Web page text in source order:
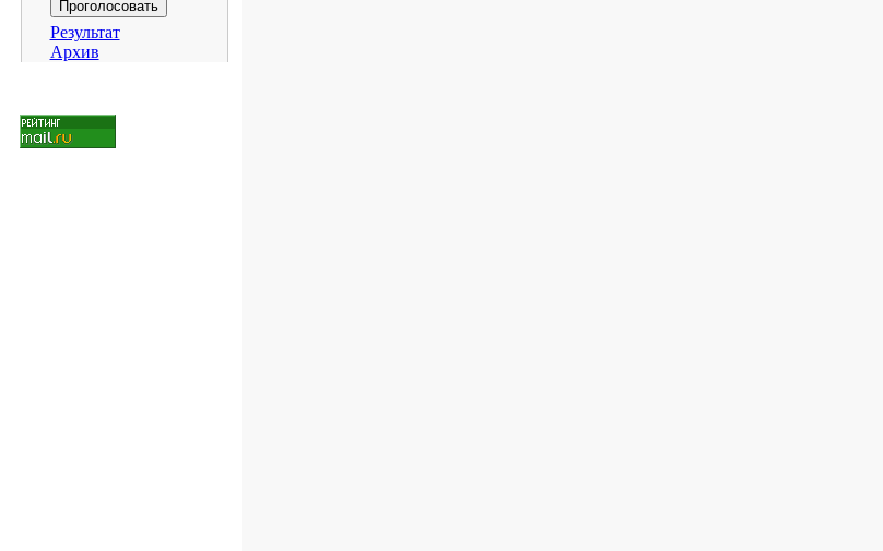
Результат
Архив